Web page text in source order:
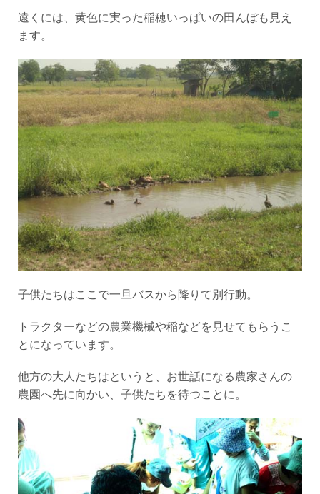
遠くには、黄色に実った稲穂いっぱいの田んぼも見え
ます。
子供たちはここで一旦バスから降りて別行動。
トラクターなどの農業機械や稲などを見せてもらうこ
とになっています。
他方の大人たちはというと、お世話になる農家さんの
農園へ先に向かい、子供たちを待つことに。